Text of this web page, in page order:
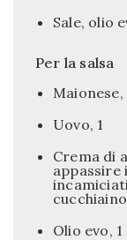
Sale, olio
Per la salsa
Uovo, 1
Crema di
appassire
cucchiaino
Olio evo,